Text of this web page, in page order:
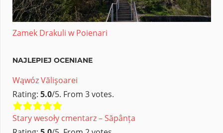
Zamek Drakuli w Poienari
NAJLEPIEJ OCENIANE
Wąwóz Vălişoarei
Rating: 5.0/5. From 3 votes.
Stary wesoły cmentarz – Săpânța